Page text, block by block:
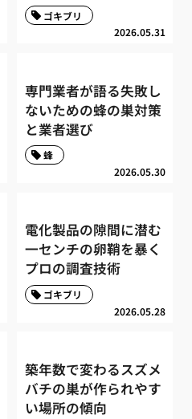
2026.05.31
ゴキブリ
専門業者が語る失敗し
ないための蜂の巣対策
と業者選び
2026.05.30
蜂
電化製品の隙間に潜む
一センチの卵鞘を暴く
プロの調査技術
2026.05.28
ゴキブリ
築年数で変わるスズメ
バチの巣が作られやす
い場所の傾向